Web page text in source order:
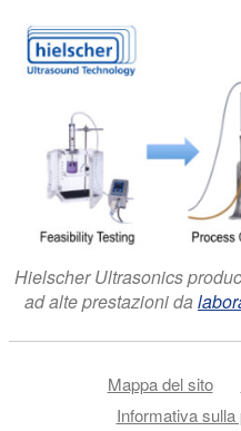
Hielscher Ultrasonics
ad alte prestazioni da
Mappa del sito
Informativa